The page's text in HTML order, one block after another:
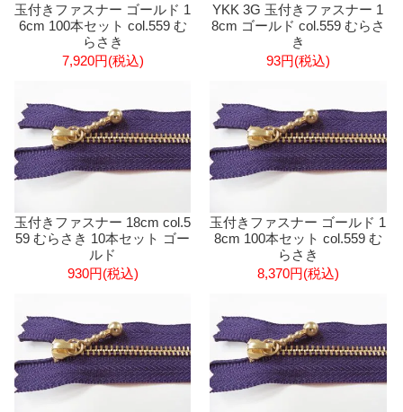
玉付きファスナー ゴールド 1
6cm 100本セット col.559 む
らさき
7,920円(税込)
YKK 3G 玉付きファスナー 1
8cm ゴールド col.559 むらさ
き
93円(税込)
玉付きファスナー 18cm col.5
59 むらさき 10本セット ゴー
ルド
930円(税込)
玉付きファスナー ゴールド 1
8cm 100本セット col.559 む
らさき
8,370円(税込)